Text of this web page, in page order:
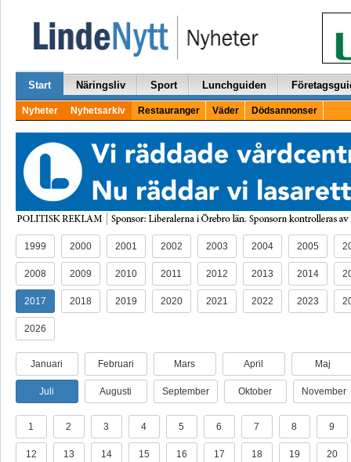
Start Näringsliv Sport Lunchguiden
Nyheter Nyhetsarkiv Restauranger Väder Dödsannonser
1999 2000 2001 2002 2003 2004 2005
2008 2009 2010 2011 2012 2013 2014
2017 2018 2019 2020 2021 2022 2023
2026
Januari Februari Mars April Maj
Juli Augusti September Oktober November
1 2 3 4 5 6 7 8 9
12 13 14 15 16 17 18 19 20